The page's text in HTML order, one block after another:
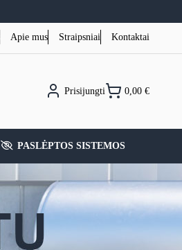
Apie mus Straipsniai Kontaktai
Prisijungti 0,00 €
PASLĖPTOS SISTEMOS